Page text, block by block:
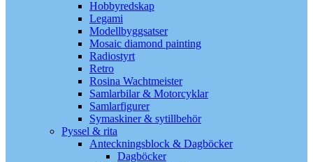
Hobbyredskap
Legami
Modellbyggsatser
Mosaic diamond painting
Radiostyrt
Retro
Rosina Wachtmeister
Samlarbilar & Motorcyklar
Samlarfigurer
Symaskiner & sytillbehör
Pyssel & rita
Anteckningsblock & Dagböcker
Dagböcker